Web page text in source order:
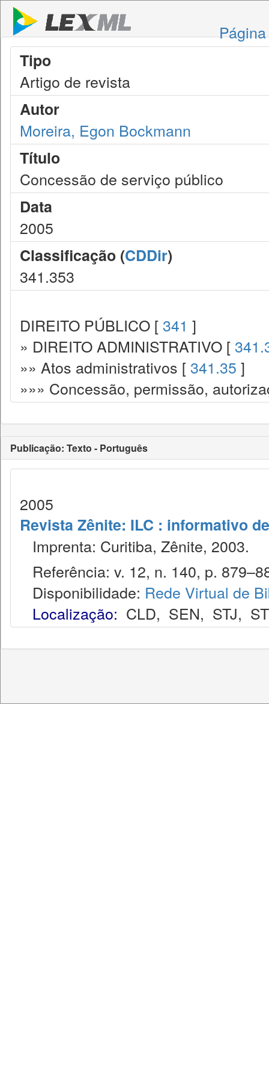
Tipo
Artigo de revista
Autor
Moreira, Egon Bockmann
Título
Concessão de serviço público
Data
2005
Classificação (CDDir)
341.353
DIREITO PÚBLICO [ 341 ]
» DIREITO ADMINISTRATIVO [
»» Atos administrativos [ 341.35 ]
»»» Concessão, permissão,
Publicação: Texto - Português
2005
Revista Zênite: ILC : informativo
Imprenta: Curitiba, Zênite, 2003.
Referência: v. 12, n. 140, p.
Disponibilidade: Rede Virtual de
Localização: CLD, SEN, STJ,